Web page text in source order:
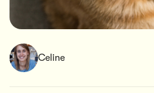
Celine